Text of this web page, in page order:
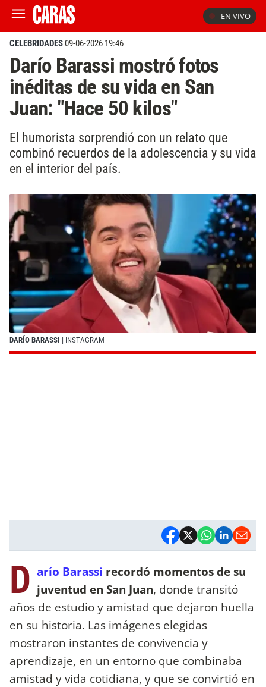
EN VIVO
CELEBRIDADES09-06-2026 19:46
Darío Barassi mostró fotos
inéditas de su vida en San
Juan: "Hace 50 kilos"
El humorista sorprendió con un relato que
combinó recuerdos de la adolescencia y su vida
en el interior del país.
DARÍO BARASSI | INSTAGRAM
D arío Barassi recordó momentos de su
juventud en San Juan, donde transitó
años de estudio y amistad que dejaron huella
en su historia. Las imágenes elegidas
mostraron instantes de convivencia y
aprendizaje, en un entorno que combinaba
amistad y vida cotidiana, y que se convirtió en